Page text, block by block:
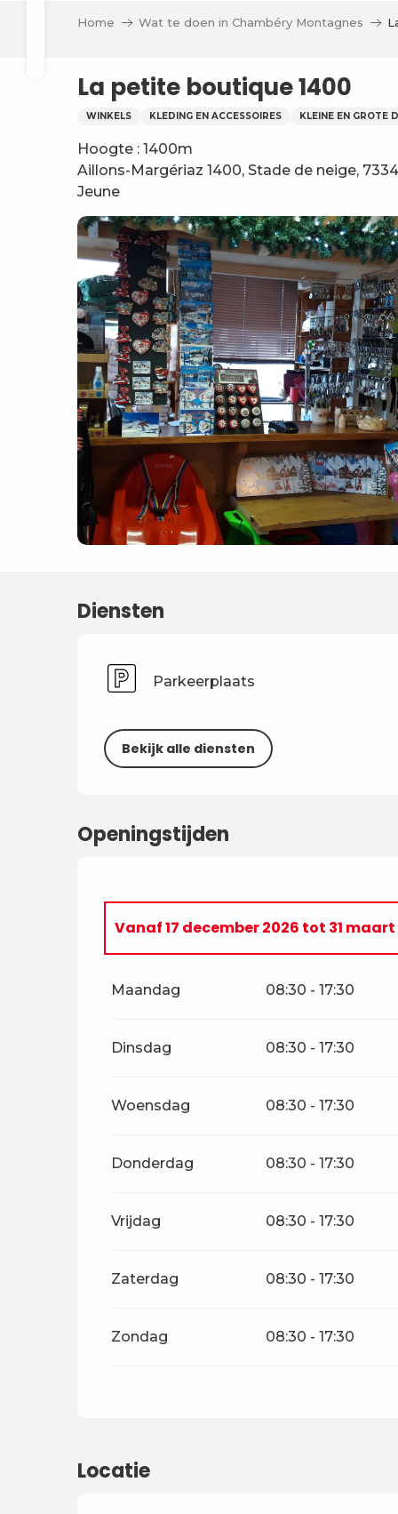
Home Wat te doen in Chambéry Montagnes
La petite boutique 1400
WINKELS KLEDING EN ACCESSOIRES KLEINE EN GROTE
Hoogte : 1400m
Aillons-Margériaz 1400, Stade de neige,
Jeune
Diensten
Parkeerplaats
Bekijk alle diensten
Openingstijden
Vanaf 1 januari 2026tot 31 maart 2026
Vanaf17 december 2026 tot 31 maart
Maandag 08:30 - 17:30
Dinsdag 08:30 - 17:30
Woensdag 08:30 - 17:30
Donderdag 08:30 - 17:30
Vrijdag 08:30 - 17:30
Zaterdag 08:30 - 17:30
Zondag 08:30 - 17:30
Locatie